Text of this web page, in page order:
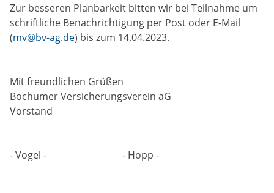
Zur besseren Planbarkeit bitten wir bei Teilnahme um
schriftliche Benachrichtigung per Post oder E-Mail
(mv@bv-ag.de) bis zum 14.04.2023.
Mit freundlichen Grüßen
Bochumer Versicherungsverein aG
Vorstand
- Vogel - - Hopp -